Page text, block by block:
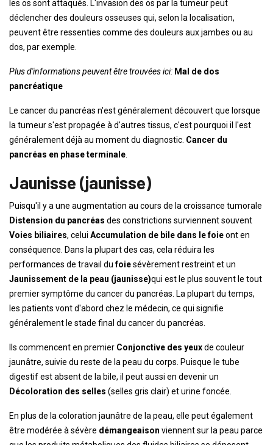
les os sont attaqués. L'invasion des os par la tumeur peut
déclencher des douleurs osseuses qui, selon la localisation,
peuvent être ressenties comme des douleurs aux jambes ou au
dos, par exemple.
Plus d'informations peuvent être trouvées ici: Mal de dos
pancréatique
Le cancer du pancréas n'est généralement découvert que lorsque
la tumeur s'est propagée à d'autres tissus, c'est pourquoi il l'est
généralement déjà au moment du diagnostic. Cancer du
pancréas en phase terminale
Jaunisse (jaunisse)
Puisqu'il y a une augmentation au cours de la croissance tumorale
Distension du pancréas des constrictions surviennent souvent
Voies biliaires, celui Accumulation de bile dans le foieont en
conséquence. Dans la plupart des cas, cela réduira les
performances de travail dufoiesévèrement restreint et un
Jaunissement de la peau (jaunisse)qui est le plus souvent le tout
premier symptôme du cancer du pancréas. La plupart du temps,
les patients vont d'abord chez le médecin, ce qui signifie
généralement le stade final du cancer du pancréas.
Ils commencent en premier Conjonctive des yeuxde couleur
jaunâtre, suivie du reste de la peau du corps. Puisque le tube
digestif est absent de la bile, il peut aussi en devenir un
Décoloration des selles (selles gris clair) et urine foncée.
En plus de la coloration jaunâtre de la peau, elle peut également
être modérée à sévère démangeaison viennent sur la peau parce